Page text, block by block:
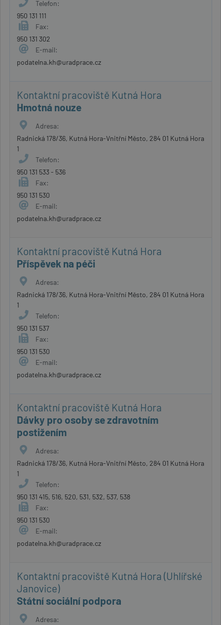
Telefon:
950 131 111
Fax:
950 131 302
E-mail:
podatelna.kh@uradprace.cz
Kontaktní pracoviště Kutná Hora
Hmotná nouze
Adresa:
Radnická 178/36, Kutná Hora-Vnitřní Město, 284 01 Kutná Hora
1
Telefon:
950 131 533 - 536
Fax:
950 131 530
E-mail:
podatelna.kh@uradprace.cz
Kontaktní pracoviště Kutná Hora
Příspěvek na péči
Adresa:
Radnická 178/36, Kutná Hora-Vnitřní Město, 284 01 Kutná Hora
1
Telefon:
950 131 537
Fax:
950 131 530
E-mail:
podatelna.kh@uradprace.cz
Kontaktní pracoviště Kutná Hora
Dávky pro osoby se zdravotním
postižením
Adresa:
Radnická 178/36, Kutná Hora-Vnitřní Město, 284 01 Kutná Hora
1
Telefon:
950 131 415, 516, 520, 531, 532, 537, 538
Fax:
950 131 530
E-mail:
podatelna.kh@uradprace.cz
Kontaktní pracoviště Kutná Hora (Uhlířské
Janovice)
Státní sociální podpora
Adresa: